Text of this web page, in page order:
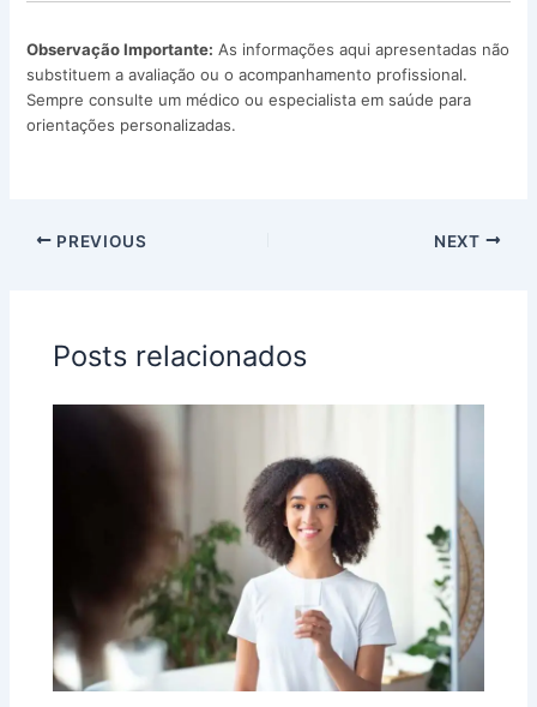
Observação Importante: As informações aqui apresentadas não
substituem a avaliação ou o acompanhamento profissional.
Sempre consulte um médico ou especialista em saúde para
orientações personalizadas.
PREVIOUS NEXT
Posts relacionados